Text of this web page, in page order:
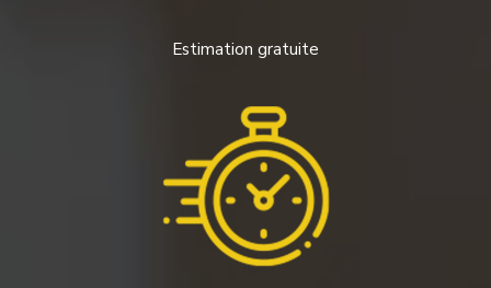
Estimation gratuite